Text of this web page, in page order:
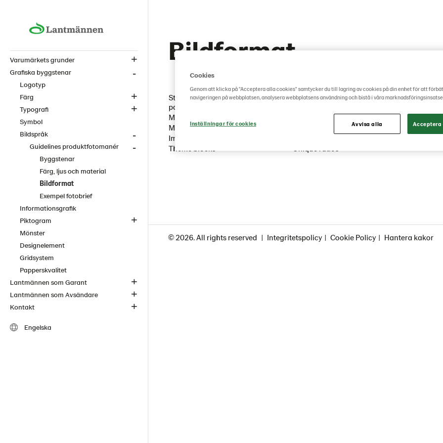
Varumärkets grunder
Grafiska byggstenar
Logotyp
Färg
Typografi
Symbol
Bildspråk
Guidelines produktfotomanér
Byggstenar
Färg, ljus och material
Bildformat
Exempel fotobrief
Informationsgrafik
Piktogram
Mönster
Designelement
Gridsystem
Papperskvalitet
Lantmännen som Garant
Lantmännen som Avsändare
Kontakt
Engelska
Bildformat
Standard image (Used in top of all
pages)
1920 x 500 px
Manual teaser block rectangle
600 x 400 px
Manual teaser block square
Image in text editor
Theme blocks
© 2026. All rights reserved Integritetspolicy Cookie Policy Hantera kakor
Cookies
Genom att klicka på "Acceptera alla cookies" samtycker du till lagring av cookies på din enhet för att
navigeringen på webbplatsen, analysera webbplatsens användning och bistå i våra
Inställningar för cookies Avvisa alla Acceptera